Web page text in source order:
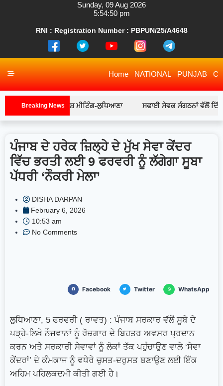
RNI : Registration Number : PBPUN/25/A4648
Home NATIONAL PUNJAB
Breaking News
ਮੈਂਬਰਾਂ ਨਾਲ ਵਿਸ਼ੇਸ਼ ਮੀਟਿੰਗ-ਲੁਧਿਆਣਾ ਸਫਾਈ ਸੇਵਕ ਸੰਗਠਨਾਂ ਵੱਲੋਂ ਦਿੱਤੇ ਗਏ
ਪੰਜਾਬ ਦੇ ਹਰੇਕ ਜ਼ਿਲ੍ਹੇ ਦੇ ਮੁੱਖ ਸੇਵਾ ਕੇਂਦਰ
ਵਿੱਚ ਭਰਤੀ ਲਈ 9 ਫਰਵਰੀ ਨੂੰ ਲੱਗੇਗਾ ਸੂਬਾ
ਪੱਧਰੀ ‘ਨੌਕਰੀ ਮੇਲਾ’
DISHA DARPAN
February 6, 2026
10:53 am
No Comments
Facebook Twitter WhatsApp
ਲੁਧਿਆਣਾ, 5 ਫਰਵਰੀ ( ਰਾਵਤ) : ਪੰਜਾਬ ਸਰਕਾਰ ਵੱਲੋਂ ਸੂਬੇ ਦੇ
ਪੜ੍ਹੇ-ਲਿਖੇ ਨੌਜਵਾਨਾਂ ਨੂੰ ਰੋਜ਼ਗਾਰ ਦੇ ਬਿਹਤਰ ਅਵਸਰ ਪ੍ਰਦਾਨ
ਕਰਨ ਅਤੇ ਸਰਕਾਰੀ ਸੇਵਾਵਾਂ ਨੂੰ ਲੋਕਾਂ ਤੱਕ ਪਹੁੰਚਾਉਣ ਵਾਲੇ ‘ਸੇਵਾ
ਕੇਂਦਰਾਂ’ ਦੇ ਕੰਮਕਾਜ ਨੂੰ ਵਧੇਰੇ ਚੁਸਤ-ਦਰੁਸਤ ਬਣਾਉਣ ਲਈ ਇੱਕ
ਅਹਿਮ ਪਹਿਲਕਦਮੀ ਕੀਤੀ ਗਈ ਹੈ।